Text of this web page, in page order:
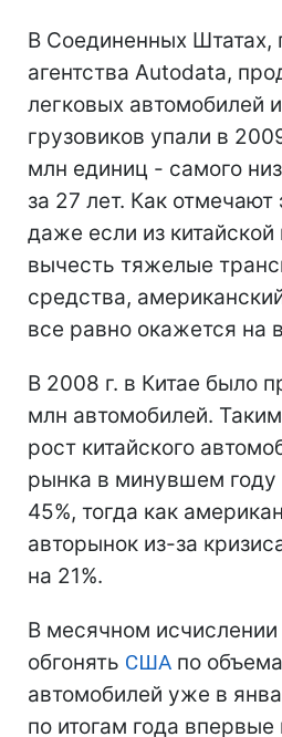
В Соединенных Штатах,
агентства Autodata,
легковых автомобилей
грузовиков упали в
млн единиц - самого
за 27 лет. Как отмечают
даже если из
вычесть тяжелые
средства,
все равно окажется на
В 2008 г. в Китае было
млн автомобилей.
рост китайского
рынка в минувшем году
45%, тогда как
авторынок из-за
на 21%.
В месячном исчислении
обгонять США по
автомобилей уже в
по итогам года